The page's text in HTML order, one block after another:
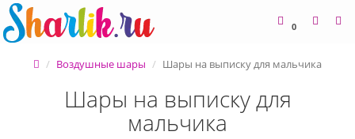
0
Воздушные шары Шары на выписку для мальчика
Шары на выписку для
мальчика